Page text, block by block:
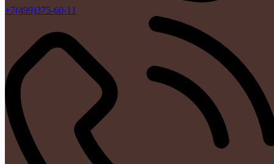
+7(499)375-60-11